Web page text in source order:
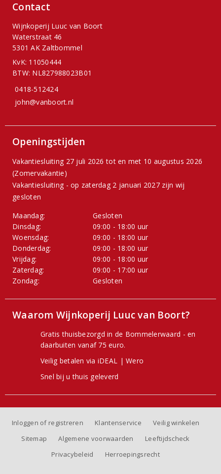
Contact
Wijnkoperij Luuc van Boort
Waterstraat 46
5301 AK Zaltbommel
KvK: 11050444
BTW: NL827988023B01
0418-512424
john@vanboort.nl
Openingstijden
Vakantiesluiting 27 juli 2026 tot en met 10 augustus 2026
(Zomervakantie)
Vakantiesluiting - op zaterdag 2 januari 2027 zijn wij
gesloten
Maandag:
Gesloten
Dinsdag:
09:00 - 18:00 uur
Woensdag:
09:00 - 18:00 uur
Donderdag:
09:00 - 18:00 uur
Vrijdag:
09:00 - 18:00 uur
Zaterdag:
09:00 - 17:00 uur
Zondag:
Gesloten
Waarom Wijnkoperij Luuc van Boort?
Gratis thuisbezorgd in de Bommelerwaard - en
daarbuiten vanaf 75 euro.
Veilig betalen via iDEAL | Wero
Snel bij u thuis geleverd
Inloggen of registreren Klantenservice
Veilig winkelen
Sitemap
Algemene voorwaarden
Leeftijdscheck
Privacybeleid
Herroepingsrecht